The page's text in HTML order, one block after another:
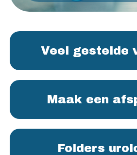
Veel gestelde
Maak een
Folders